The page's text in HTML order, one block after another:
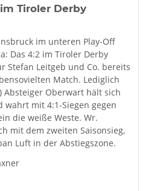
Tiroler Derby
im unteren Play-Off
Das 4:2 im Tiroler Derby
Stefan Leitgeb und Co. bereits
Match. Lediglich
Oberwart hält sich
wahrt mit 4:1-Siegen gegen
die weiße Weste. Wr.
mit dem zweiten Saisonsieg,
Luft in der Abstiegszone.